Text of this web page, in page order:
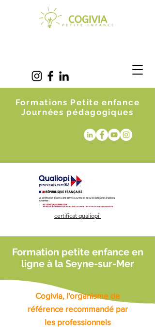
Formations Petite enfance
Journées pédagogiques
certificat qualiopi
Formation petite enfance en
ligne à la Seyne-sur-Mer
Cogivia, l'organisme de
référence recommandé par
les professionnels